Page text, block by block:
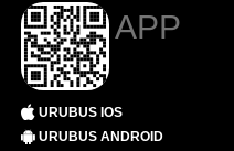
APP
URUBUS IOS
URUBUS ANDROID